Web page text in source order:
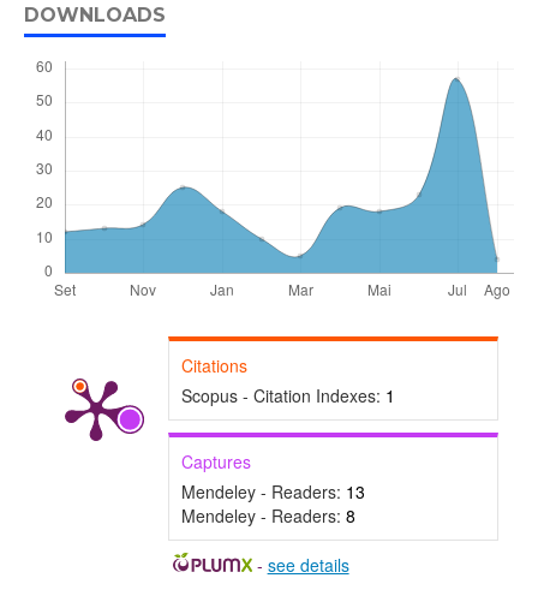
DOWNLOADS
Citations
Scopus - Citation Indexes: 1
Captures
Mendeley - Readers: 13
Mendeley - Readers: 8
- see details